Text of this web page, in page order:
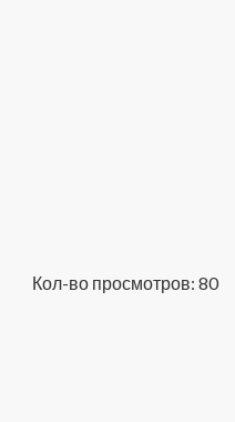
Кол-во просмотров: 80